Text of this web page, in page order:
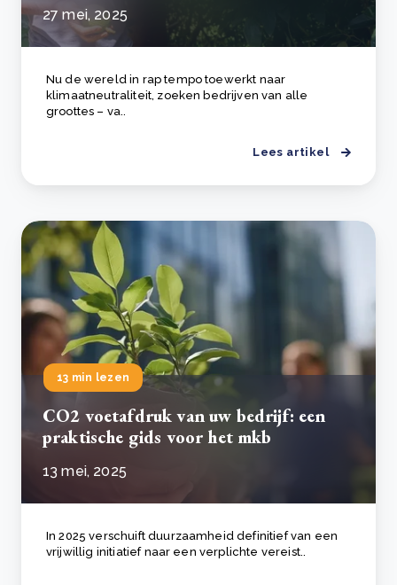
27 mei, 2025
Nu de wereld in rap tempo toewerkt naar
klimaatneutraliteit, zoeken bedrijven van alle
groottes – va..
Lees artikel
13 min lezen
CO2 voetafdruk van uw bedrijf: een
praktische gids voor het mkb
13 mei, 2025
In 2025 verschuift duurzaamheid definitief van een
vrijwillig initiatief naar een verplichte vereist..